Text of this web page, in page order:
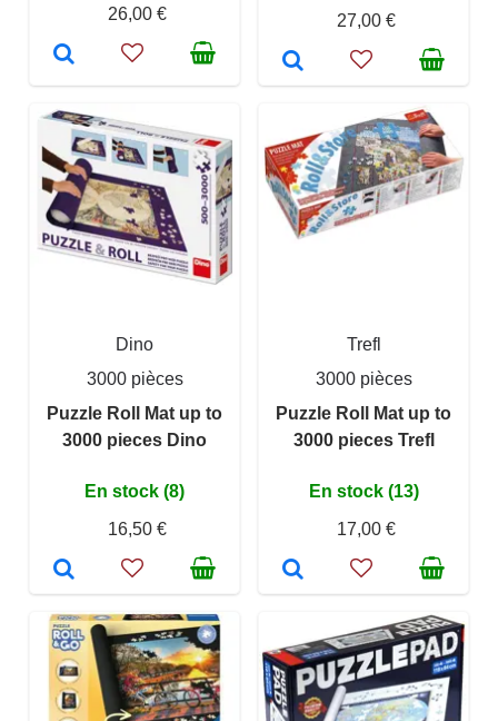
26,00 €
27,00 €
Dino
3000 pièces
Puzzle Roll Mat up to
3000 pieces Dino
En stock (8)
16,50 €
Trefl
3000 pièces
Puzzle Roll Mat up to
3000 pieces Trefl
En stock (13)
17,00 €